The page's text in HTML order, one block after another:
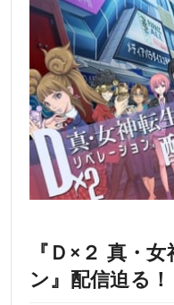
『Ｄ×２ 真・
ン』配信迫る！